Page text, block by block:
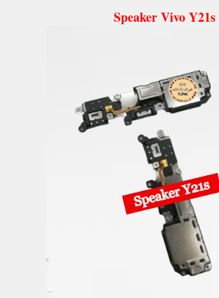
Speaker Vivo Y21s